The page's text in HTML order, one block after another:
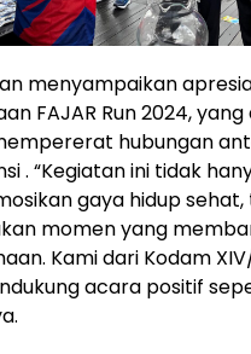
menyampaikan
FAJAR Run 2024,
hubungan
. “Kegiatan ini tidak
gaya hidup
momen yang
Kami dari Kodam
acara positif